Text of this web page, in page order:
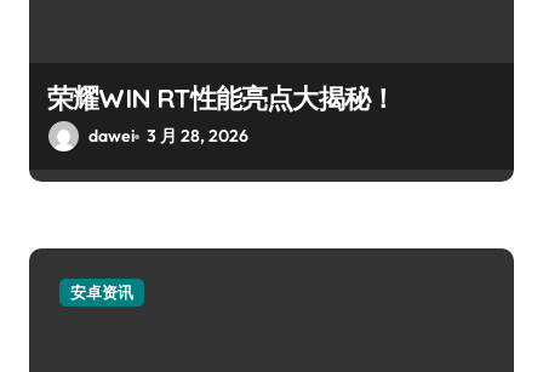
荣耀WIN RT性能亮点大揭秘！
dawei 3 月 28, 2026
安卓资讯